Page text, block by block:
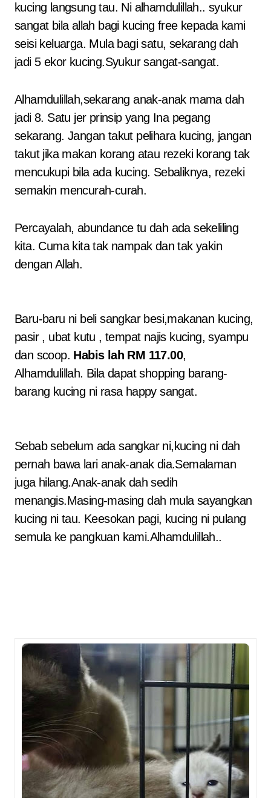
kucing langsung tau. Ni alhamdulillah.. syukur
sangat bila allah bagi kucing free kepada kami
seisi keluarga. Mula bagi satu, sekarang dah
jadi 5 ekor kucing.Syukur sangat-sangat.
Alhamdulillah,sekarang anak-anak mama dah
jadi 8. Satu jer prinsip yang Ina pegang
sekarang. Jangan takut pelihara kucing, jangan
takut jika makan korang atau rezeki korang tak
mencukupi bila ada kucing. Sebaliknya, rezeki
semakin mencurah-curah.
Percayalah, abundance tu dah ada sekeliling
kita. Cuma kita tak nampak dan tak yakin
dengan Allah.
Baru-baru ni beli sangkar besi,makanan kucing,
pasir , ubat kutu , tempat najis kucing, syampu
dan scoop. Habis lah RM 117.00,
Alhamdulillah. Bila dapat shopping barang-
barang kucing ni rasa happy sangat.
Sebab sebelum ada sangkar ni,kucing ni dah
pernah bawa lari anak-anak dia.Semalaman
juga hilang.Anak-anak dah sedih
menangis.Masing-masing dah mula sayangkan
kucing ni tau. Keesokan pagi, kucing ni pulang
semula ke pangkuan kami.Alhamdulillah..